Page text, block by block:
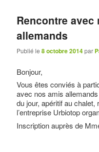
Rencontre avec
allemands
Publié le8 octobre 2014par
Bonjour,
Vous êtes conviés à
avec nos amis
du jour, apéritif au
l’entreprise Urbiotop
Inscription auprès de